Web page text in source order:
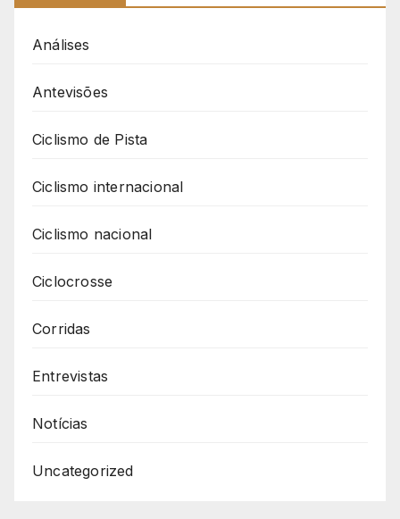
Análises
Antevisões
Ciclismo de Pista
Ciclismo internacional
Ciclismo nacional
Ciclocrosse
Corridas
Entrevistas
Notícias
Uncategorized